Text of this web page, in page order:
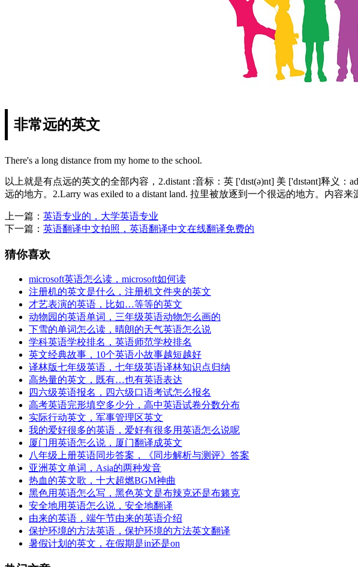
非常远的英文
There's a long distance from my home to the school.
以上就是有点远的英文的全部内容，2.distant :音标：英 ['dɪst(ə)nt] 美 ['dɪstənt]释义
远的地方。2.Larry was exiled to a distant land. 拉里被放逐到一个很远的地方。内容
上一篇： 英语专业的，大学英语专业
下一篇： 英语翻译中文拍照，英语翻译中文在线翻译免费的
猜你喜欢
microsoft英语怎么读，microsoft如何读
注册机的英文是什么，注册机文件夹的英文
才艺表演的英语，比如…等等的英文
动物园的英语单词，三年级英语动物怎么画的
下雪的单词怎么读，晴朗的天气英语怎么说
学科英语学校排名，英语师范学校排名
英文经典故事，10个英语小故事越短越好
译林版七年级英语，七年级英语译林知识点归纳
高热量的英文，既有…也有英语表达
四六级英语报名，四六级口语考试怎么报名
高考英语完形填空多少分，高中英语试卷分数分布
实际行动英文，军事管理区英文
我的爱好很多的英语，爱好有很多用英语怎么说呢
厦门用英语怎么说，厦门翻译成英文
八年级上册英语同步答案，《同步解析与测评》答案
亚洲英文单词，Asia的两种发音
热血的英文歌，十大超燃BGM神曲
黑色用英语怎么写，黑色英文是布辣克还是布籁克
安全地用英语怎么说，安全地翻译
由来的英语，端午节由来的英语介绍
保护环境的方法英语，保护环境的方法英文翻译
暑假计划的英文，在假期是in还是on